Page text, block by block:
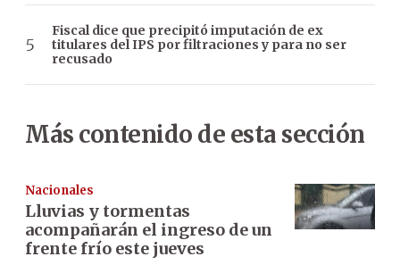
Fiscal dice que precipitó imputación de ex
titulares del IPS por filtraciones y para no ser
recusado
Más contenido de esta sección
Nacionales
Lluvias y tormentas
acompañarán el ingreso de un
frente frío este jueves